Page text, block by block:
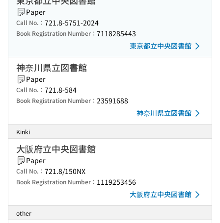
Paper
Call No.： 721.8-5751-2024
Book Registration Number： 7118285443
東京都立中央図書館
神奈川県立図書館
Paper
Call No.： 721.8-584
Book Registration Number： 23591688
神奈川県立図書館
Kinki
大阪府立中央図書館
Paper
Call No.： 721.8/150NX
Book Registration Number： 1119253456
大阪府立中央図書館
other